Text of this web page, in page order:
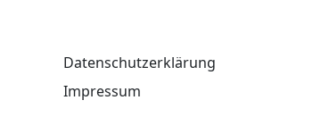
Datenschutzerklärung
Impressum